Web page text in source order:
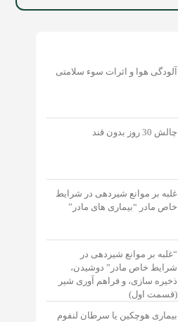
آلودگی هوا و اثرات سوء سلامتی
چالش 30 روز بدون قند
غلبه بر موانع شیردهی در شرایط
خاص مادر “بیماری های مادر”
“غلبه بر موانع شیردهی در
شرایط خاص مادر” دوشیدن،
ذخیره سازی، و فراهم آوری شیر
(قسمت اول)
بیماری هوچکین یا سرطان لنفوم